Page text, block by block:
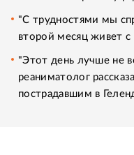
"С трудностями мы
второй месяц живет с
"Этот день лучше не
реаниматолог
пострадавшим в